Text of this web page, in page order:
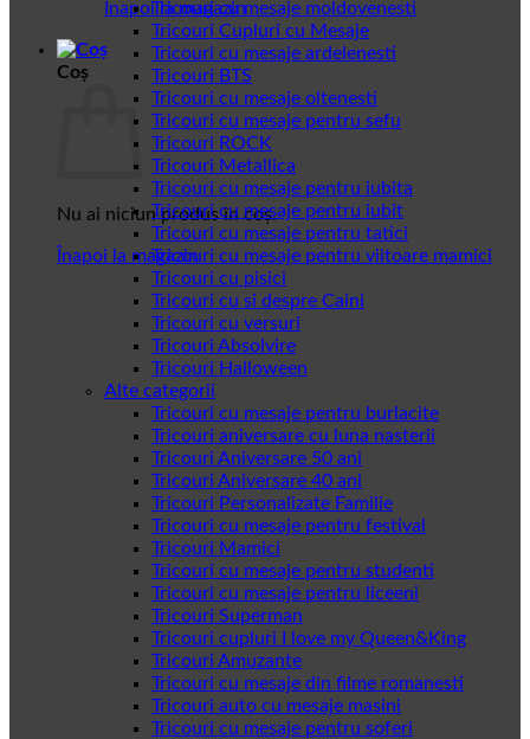
Înapoi la magazin
Coș
Nu ai niciun produs în coș.
Înapoi la magazin
Tricouri cu mesaje moldovenesti
Tricouri Cupluri cu Mesaje
Tricouri cu mesaje ardelenesti
Tricouri BTS
Tricouri cu mesaje oltenesti
Tricouri cu mesaje pentru sefu
Tricouri ROCK
Tricouri Metallica
Tricouri cu mesaje pentru iubita
Tricouri cu mesaje pentru iubit
Tricouri cu mesaje pentru tatici
Tricouri cu mesaje pentru viitoare mamici
Tricouri cu pisici
Tricouri cu si despre Caini
Tricouri cu versuri
Tricouri Absolvire
Tricouri Halloween
Alte categorii
Tricouri cu mesaje pentru burlacite
Tricouri aniversare cu luna nasterii
Tricouri Aniversare 50 ani
Tricouri Aniversare 40 ani
Tricouri Personalizate Familie
Tricouri cu mesaje pentru festival
Tricouri Mamici
Tricouri cu mesaje pentru studenti
Tricouri cu mesaje pentru liceeni
Tricouri Superman
Tricouri cupluri I love my Queen&King
Tricouri Amuzante
Tricouri cu mesaje din filme romanesti
Tricouri auto cu mesaje masini
Tricouri cu mesaje pentru soferi